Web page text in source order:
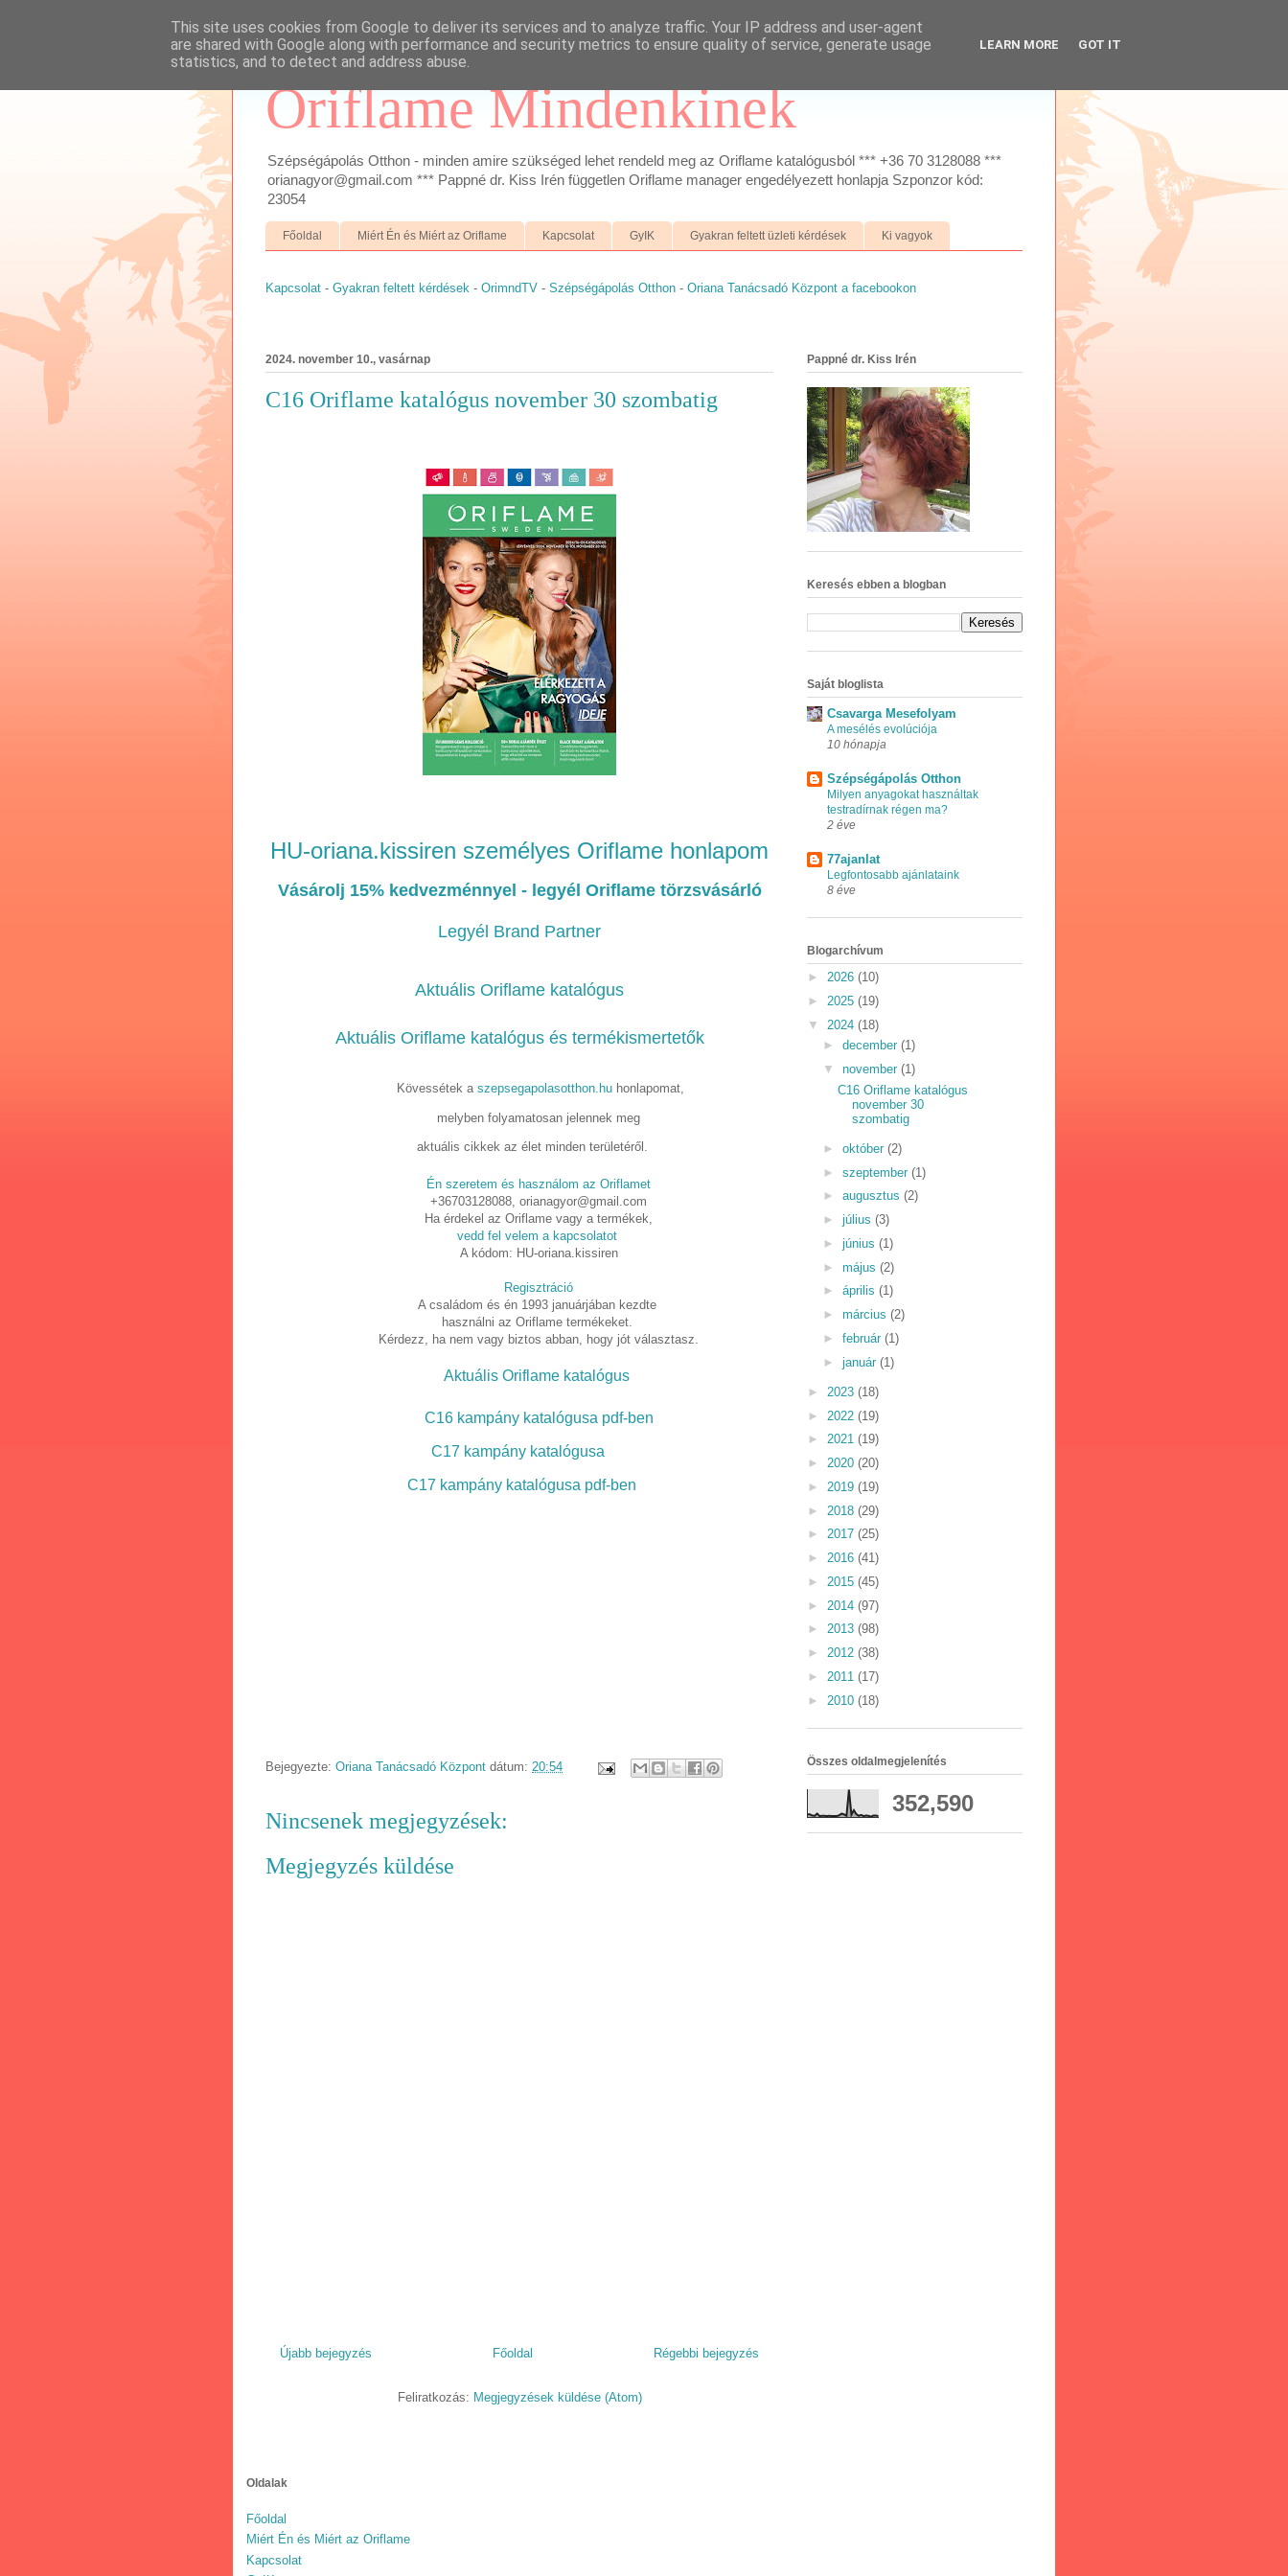
Oriflame Mindenkinek
Szépségápolás Otthon - minden amire szükséged lehet rendeld meg az Oriflame katalógusból *** +36 70 3128088 ***
orianagyor@gmail.com *** Pappné dr. Kiss Irén független Oriflame manager engedélyezett honlapja Szponzor kód:
23054
Főoldal Miért Én és Miért az Oriflame Kapcsolat GyIK Gyakran feltett üzleti kérdések Ki vagyok
Kapcsolat - Gyakran feltett kérdések - OrimndTV - Szépségápolás Otthon - Oriana Tanácsadó Központ a facebookon
2024. november 10., vasárnap
C16 Oriflame katalógus november 30 szombatig
HU-oriana.kissiren személyes Oriflame honlapom
Vásárolj 15% kedvezménnyel - legyél Oriflame törzsvásárló
Legyél Brand Partner
Aktuális Oriflame katalógus
Aktuális Oriflame katalógus és termékismertetők
Kövessétek a szepsegapolasotthon.hu honlapomat,
melyben folyamatosan jelennek meg
aktuális cikkek az élet minden területéről.
Én szeretem és használom az Oriflamet
+36703128088, orianagyor@gmail.com
Ha érdekel az Oriflame vagy a termékek,
vedd fel velem a kapcsolatot
A kódom: HU-oriana.kissiren
Regisztráció
A családom és én 1993 januárjában kezdte
használni az Oriflame termékeket.
Kérdezz, ha nem vagy biztos abban, hogy jót választasz.
Aktuális Oriflame katalógus
C16 kampány katalógusa pdf-ben
C17 kampány katalógusa
C17 kampány katalógusa pdf-ben
Bejegyezte: Oriana Tanácsadó Központ dátum: 20:54
Nincsenek megjegyzések:
Megjegyzés küldése
Újabb bejegyzés Régebbi bejegyzés
Főoldal
Feliratkozás: Megjegyzések küldése (Atom)
Pappné dr. Kiss Irén
Keresés ebben a blogban
Saját bloglista
Csavarga Mesefolyam
A mesélés evolúciója
10 hónapja
Szépségápolás Otthon
Milyen anyagokat használtak
testradírnak régen ma?
2 éve
77ajanlat
Legfontosabb ajánlataink
8 éve
Blogarchívum
► 2026 (10)
► 2025 (19)
▼ 2024 (18)
► december (1)
▼ november (1)
C16 Oriflame katalógus
november 30
szombatig
► október (2)
► szeptember (1)
► augusztus (2)
► július (3)
► június (1)
► május (2)
► április (1)
► március (2)
► február (1)
► január (1)
► 2023 (18)
► 2022 (19)
► 2021 (19)
► 2020 (20)
► 2019 (19)
► 2018 (29)
► 2017 (25)
► 2016 (41)
► 2015 (45)
► 2014 (97)
► 2013 (98)
► 2012 (38)
► 2011 (17)
► 2010 (18)
Összes oldalmegjelenítés
352,590
Oldalak
Főoldal
Miért Én és Miért az Oriflame
Kapcsolat
This site uses cookies from Google to deliver its services and to analyze traffic. Your IP address and user-agent
are shared with Google along with performance and security metrics to ensure quality of service, generate usage
statistics, and to detect and address abuse.
LEARN MORE GOT IT